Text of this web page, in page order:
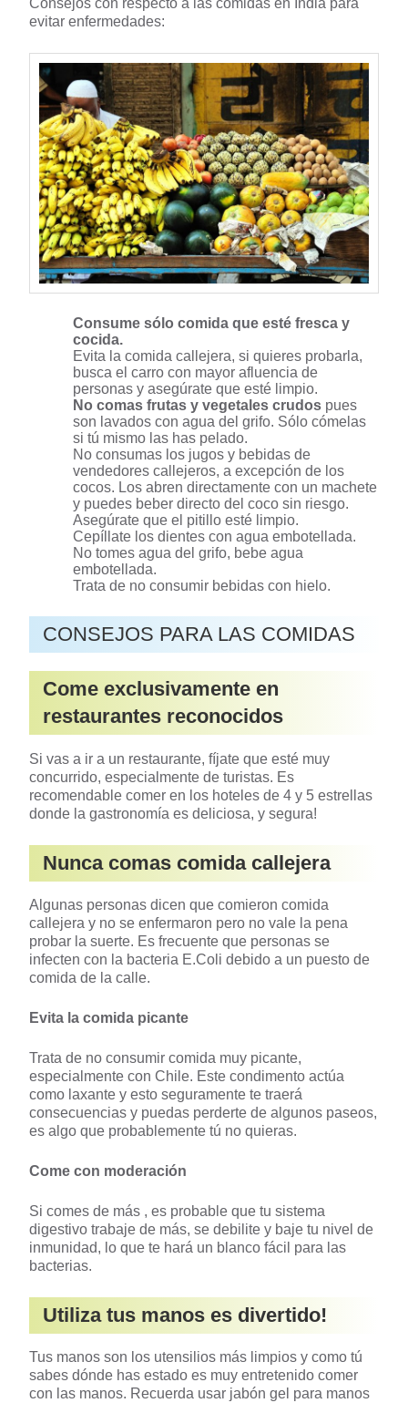
Consejos con respecto a las comidas en India para
evitar enfermedades:
Consume sólo comida que esté fresca y
cocida.
Evita la comida callejera, si quieres probarla,
busca el carro con mayor afluencia de
personas y asegúrate que esté limpio.
No comas frutas y vegetales crudos pues
son lavados con agua del grifo. Sólo cómelas
si tú mismo las has pelado.
No consumas los jugos y bebidas de
vendedores callejeros, a excepción de los
cocos. Los abren directamente con un machete
y puedes beber directo del coco sin riesgo.
Asegúrate que el pitillo esté limpio.
Cepíllate los dientes con agua embotellada.
No tomes agua del grifo, bebe agua
embotellada.
Trata de no consumir bebidas con hielo.
CONSEJOS PARA LAS COMIDAS
Come exclusivamente en
restaurantes reconocidos
Si vas a ir a un restaurante, fíjate que esté muy
concurrido, especialmente de turistas. Es
recomendable comer en los hoteles de 4 y 5 estrellas
donde la gastronomía es deliciosa, y segura!
Nunca comas comida callejera
Algunas personas dicen que comieron comida
callejera y no se enfermaron pero no vale la pena
probar la suerte. Es frecuente que personas se
infecten con la bacteria E.Coli debido a un puesto de
comida de la calle.
Evita la comida picante
Trata de no consumir comida muy picante,
especialmente con Chile. Este condimento actúa
como laxante y esto seguramente te traerá
consecuencias y puedas perderte de algunos paseos,
es algo que probablemente tú no quieras.
Come con moderación
Si comes de más , es probable que tu sistema
digestivo trabaje de más, se debilite y baje tu nivel de
inmunidad, lo que te hará un blanco fácil para las
bacterias.
Utiliza tus manos es divertido!
Tus manos son los utensilios más limpios y como tú
sabes dónde has estado es muy entretenido comer
con las manos. Recuerda usar jabón gel para manos